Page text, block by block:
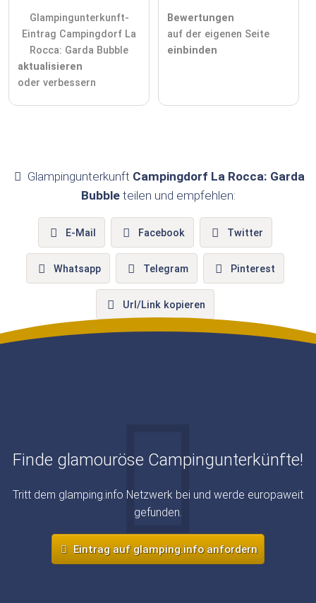
Glampingunterkunft-
Eintrag Campingdorf La
Rocca: Garda Bubble
aktualisieren
oder verbessern
Bewertungen
auf der eigenen Seite
einbinden
Glampingunterkunft Campingdorf La Rocca: Garda
Bubbleteilen und empfehlen:
E-Mail Facebook Twitter
Whatsapp Telegram Pinterest
Url/Link kopieren
Finde glamouröse Campingunterkünfte!
Tritt dem glamping.info Netzwerk bei und werde europaweit
gefunden.
Eintrag auf glamping.info anfordern